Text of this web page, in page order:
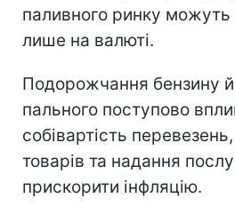
паливного ринку можуть
лише на валюті.
Подорожчання бензину
пального поступово
собівартість
товарів та надання
прискорити інфляцію.